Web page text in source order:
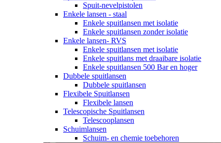
Spuit-nevelpistolen
Enkele lansen - staal
Enkele spuitlansen met isolatie
Enkele spuitlansen zonder isolatie
Enkele lansen- RVS
Enkele spuitlansen met isolatie
Enkele spuitlans met draaibare isolatie
Enkele spuitlansen 500 Bar en hoger
Dubbele spuitlansen
Dubbele spuitlansen
Flexibele Spuitlansen
Flexibele lansen
Telescopische Spuitlansen
Telescooplansen
Schuimlansen
Schuim- en chemie toebehoren